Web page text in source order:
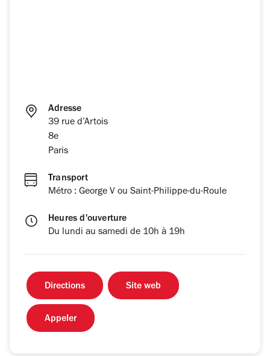
Adresse
39 rue d’Artois
8e
Paris
Transport
Métro : George V ou Saint-Philippe-du-Roule
Heures d'ouverture
Du lundi au samedi de 10h à 19h
Directions Site web
Appeler